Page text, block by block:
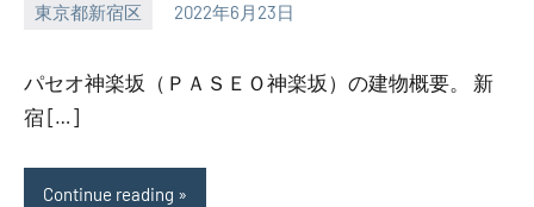
東京都新宿区 2022年6月23日
SEZIMO
パセオ神楽坂（ＰＡＳＥＯ神楽坂）の建物概要。 新
宿 […]
Continue reading